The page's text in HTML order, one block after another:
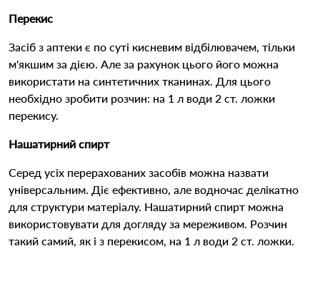
Перекис
Засіб з аптеки є по суті кисневим відбілювачем, тільки
м'якшим за дією. Але за рахунок цього його можна
використати на синтетичних тканинах. Для цього
необхідно зробити розчин: на 1 л води 2 ст. ложки
перекису.
Нашатирний спирт
Серед усіх перерахованих засобів можна назвати
універсальним. Діє ефективно, але водночас делікатно
для структури матеріалу. Нашатирний спирт можна
використовувати для догляду за мереживом. Розчин
такий самий, як і з перекисом, на 1 л води 2 ст. ложки.